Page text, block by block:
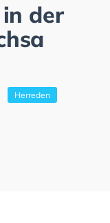
der
Herreden